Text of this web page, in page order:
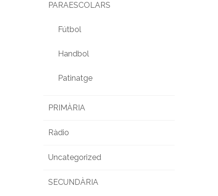
PARAESCOLARS
Fútbol
Handbol
Patinatge
PRIMÀRIA
Ràdio
Uncategorized
SECUNDÀRIA